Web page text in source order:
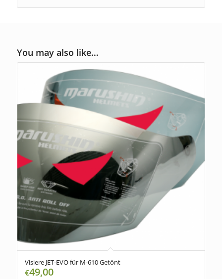
You may also like…
Visiere JET-EVO für M-610 Getönt
€49,00